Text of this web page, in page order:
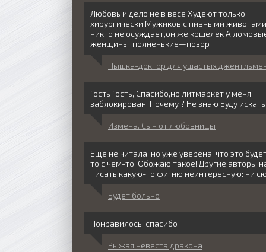
Любовь и дело не в весе Худеют только
хирургически Мужиков с пивными животами
никто не осуждает,он же кошелек А
женщины полненькие—позор
Пышка-доктор для ушастых
Гость Гость, Спасибо,но литмаркет у меня
заблокирован Почему ? Не знаю Буду искать
Измена. Сын от любовницы
Еще не читала, но уже уверена, что это
то с чем-то. Обожаю такое! Другие авторы
писать какую-то фигню неинтересную: ни
Будет больно
Понравилось, спасибо
Рыжая невеста дракона